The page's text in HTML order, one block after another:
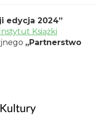
edycja 2024”
Instytut Książki
„Partnerstwo